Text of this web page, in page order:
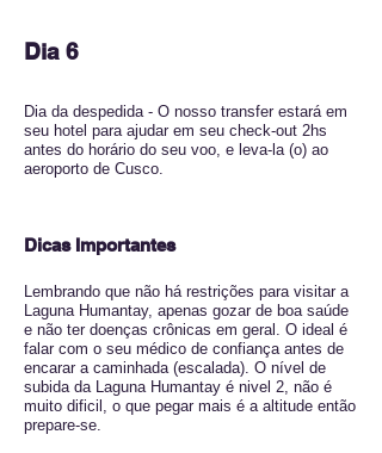
Dia 6
Dia da despedida - O nosso transfer estará em
seu hotel para ajudar em seu check-out 2hs
antes do horário do seu voo, e leva-la (o) ao
aeroporto de Cusco.
Dicas Importantes
Lembrando que não há restrições para visitar a
Laguna Humantay, apenas gozar de boa saúde
e não ter doenças crônicas em geral. O ideal é
falar com o seu médico de confiança antes de
encarar a caminhada (escalada). O nível de
subida da Laguna Humantay é nivel 2, não é
muito dificil, o que pegar mais é a altitude então
prepare-se.